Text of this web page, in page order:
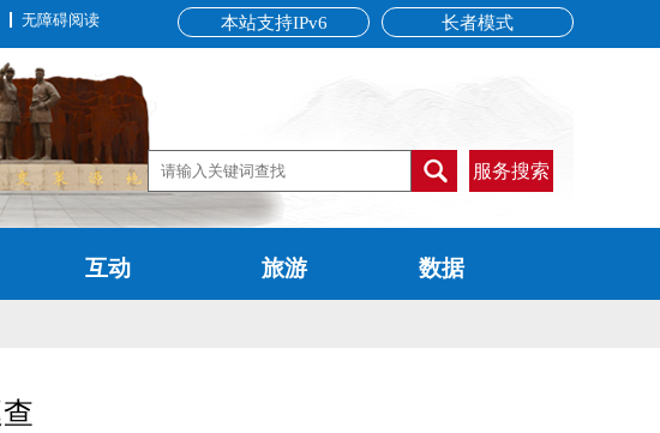
长者模式
本站支持IPv6
无障碍阅读
服务搜索
互动 旅游 数据